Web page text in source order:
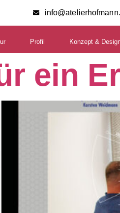
Profil Konzept &
ein